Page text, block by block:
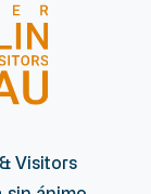
Visitors